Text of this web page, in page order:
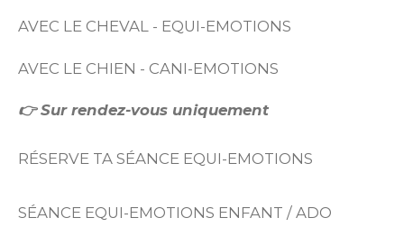
AVEC LE CHEVAL - EQUI-EMOTIONS
AVEC LE CHIEN - CANI-EMOTIONS
👉 Sur rendez-vous uniquement
RÉSERVE TA SÉANCE EQUI-EMOTIONS
SÉANCE EQUI-EMOTIONS ENFANT / ADO